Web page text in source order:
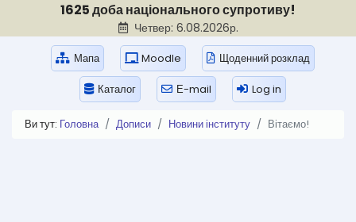
1625 доба національного супротиву!
Четвер: 6.08.2026р.
Мапа Moodle Щоденний розклад
Каталог Е-mail Log in
Ви тут: Головна Дописи Новини інституту Вітаємо!